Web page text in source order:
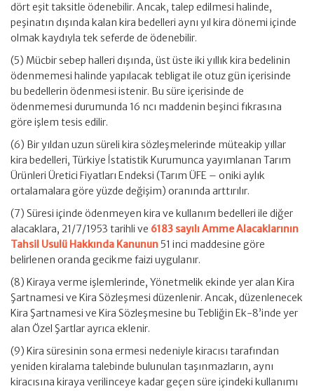
dört eşit taksitle ödenebilir. Ancak, talep edilmesi halinde,
peşinatın dışında kalan kira bedelleri aynı yıl kira dönemi içinde
olmak kaydıyla tek seferde de ödenebilir.
(5) Mücbir sebep halleri dışında, üst üste iki yıllık kira bedelinin
ödenmemesi halinde yapılacak tebligat ile otuz gün içerisinde
bu bedellerin ödenmesi istenir. Bu süre içerisinde de
ödenmemesi durumunda 16 ncı maddenin beşinci fıkrasına
göre işlem tesis edilir.
(6) Bir yıldan uzun süreli kira sözleşmelerinde müteakip yıllar
kira bedelleri, Türkiye İstatistik Kurumunca yayımlanan Tarım
Ürünleri Üretici Fiyatları Endeksi (Tarım ÜFE – oniki aylık
ortalamalara göre yüzde değişim) oranında arttırılır.
(7) Süresi içinde ödenmeyen kira ve kullanım bedelleri ile diğer
alacaklara, 21/7/1953 tarihli ve 6183 sayılı Amme Alacaklarının
Tahsil Usulü Hakkında Kanunun 51 inci maddesine göre
belirlenen oranda gecikme faizi uygulanır.
(8) Kiraya verme işlemlerinde, Yönetmelik ekinde yer alan Kira
Şartnamesi ve Kira Sözleşmesi düzenlenir. Ancak, düzenlenecek
Kira Şartnamesi ve Kira Sözleşmesine bu Tebliğin Ek-8’inde yer
alan Özel Şartlar ayrıca eklenir.
(9) Kira süresinin sona ermesi nedeniyle kiracısı tarafından
yeniden kiralama talebinde bulunulan taşınmazların, aynı
kiracısına kiraya verilinceye kadar geçen süre içindeki kullanımı